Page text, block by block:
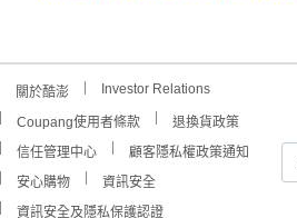
關於酷澎 Investor Relations
Coupang使用者條款
退換貨政策
信任管理中心
顧客隱私權政策通知
安心購物
資訊安全
資訊安全及隱私保護認證